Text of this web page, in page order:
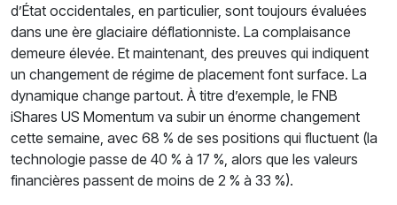
d’État occidentales, en particulier, sont toujours évaluées
dans une ère glaciaire déflationniste. La complaisance
demeure élevée. Et maintenant, des preuves qui indiquent
un changement de régime de placement font surface. La
dynamique change partout. À titre d’exemple, le FNB
iShares US Momentum va subir un énorme changement
cette semaine, avec 68 % de ses positions qui fluctuent (la
technologie passe de 40 % à 17 %, alors que les valeurs
financières passent de moins de 2 % à 33 %).